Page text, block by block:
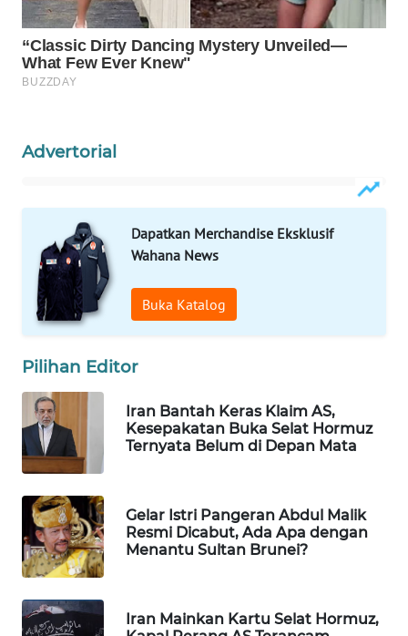
Advertorial
Dapatkan Merchandise Eksklusif
Wahana News
Buka Katalog
Pilihan Editor
Iran Bantah Keras Klaim AS,
Kesepakatan Buka Selat Hormuz
Ternyata Belum di Depan Mata
Gelar Istri Pangeran Abdul Malik
Resmi Dicabut, Ada Apa dengan
Menantu Sultan Brunei?
Iran Mainkan Kartu Selat Hormuz,
WN
BORNEO
Group
WAHANA
TANI
WAHANA
ADVOKAT
INFRASTRUKTUR
WAHANA
KONSUMEN
WAHANA
LISTRIK
TRAVEL